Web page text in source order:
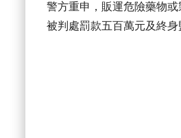
警方重申，販運危險藥物
被判處罰款五百萬元及終身